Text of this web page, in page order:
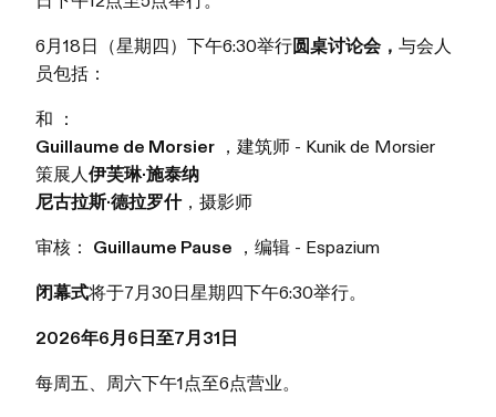
6月18日（星期四）下午6:30举行圆桌讨论会， 与会人
员包括：
和 ：
Guillaume de Morsier ，建筑师 - Kunik de Morsier
策展人 伊芙琳·施泰纳
尼古拉斯·德拉罗什，摄影师
审核： Guillaume Pause ，编辑 - Espazium
闭幕式将于7月30日星期四下午6:30举行。
2026年6月6日至7月31日
每周五、周六下午1点至6点营业。